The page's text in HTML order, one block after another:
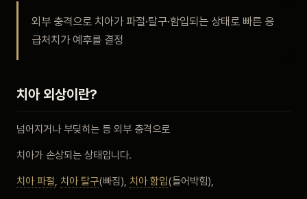
안내
비포 애프터
외부 충격으로 치아가 파절·탈구·함입되는 상태로 빠른 응
급처치가 예후를 결정
치아 외상이란?
넘어지거나 부딪히는 등 외부 충격으로
치아가 손상되는 상태입니다.
치아 파절, 치아 탈구(빠짐), 치아 함입(들어박힘),